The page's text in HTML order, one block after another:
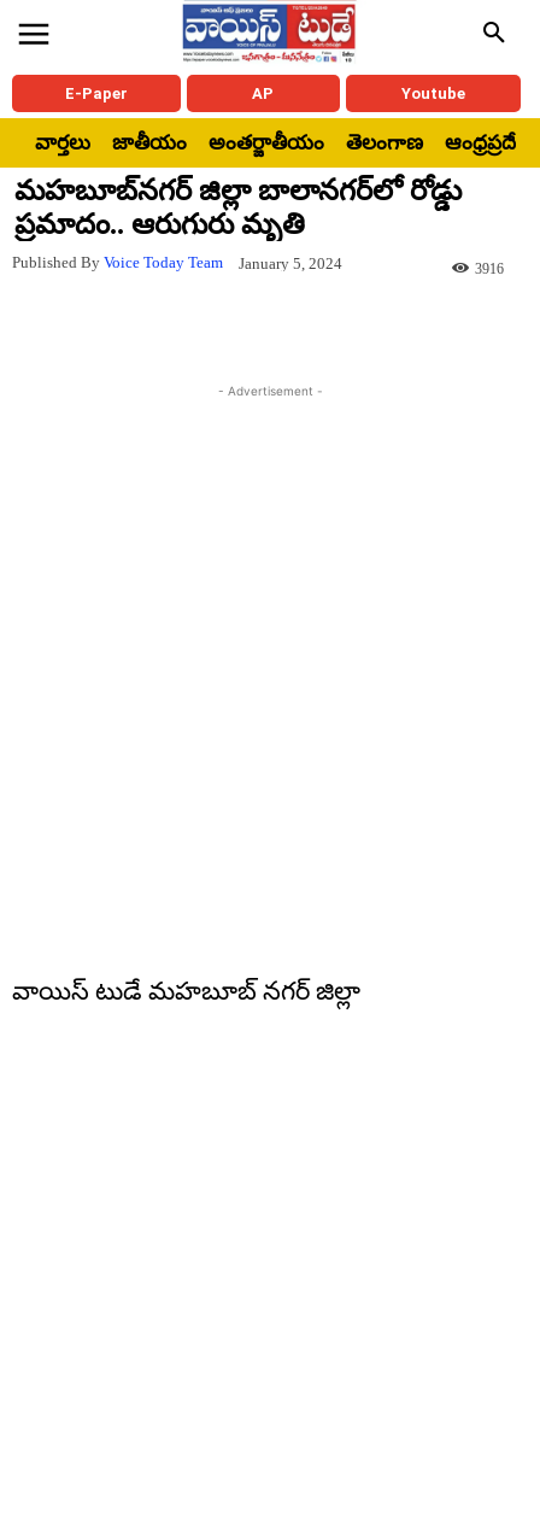
E-Paper AP Youtube
వార్తలు జాతీయం అంతర్జాతీయం తెలంగాణ ఆంధ్రప్రదేశ్
మహబూబ్‌నగర్ జిల్లా బాలానగర్‌లో రోడ్డు
ప్రమాదం.. ఆరుగురు మృతి
Published By Voice Today Team January 5, 2024 3916
- Advertisement -
వాయిస్ టుడే మహబూబ్ నగర్ జిల్లా